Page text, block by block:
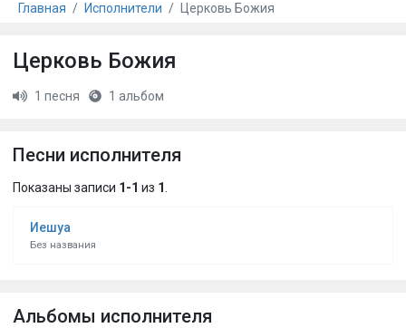
Главная Исполнители Церковь Божия
Церковь Божия
1 песня 1 альбом
Песни исполнителя
Показаны записи 1-1 из 1
Иешуа
Без названия
Альбомы исполнителя